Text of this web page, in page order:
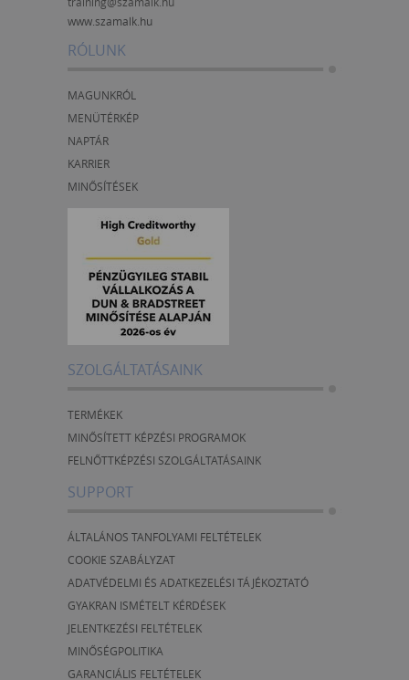
www.szamalk.hu
RÓLUNK
MAGUNKRÓL
MENÜTÉRKÉP
NAPTÁR
KARRIER
MINŐSÍTÉSEK
SZOLGÁLTATÁSAINK
TERMÉKEK
MINŐSÍTETT KÉPZÉSI PROGRAMOK
FELNŐTTKÉPZÉSI SZOLGÁLTATÁSAINK
SUPPORT
ÁLTALÁNOS TANFOLYAMI FELTÉTELEK
COOKIE SZABÁLYZAT
ADATVÉDELMI ÉS ADATKEZELÉSI TÁJÉKOZTATÓ
GYAKRAN ISMÉTELT KÉRDÉSEK
JELENTKEZÉSI FELTÉTELEK
MINŐSÉGPOLITIKA
GARANCIÁLIS FELTÉTELEK